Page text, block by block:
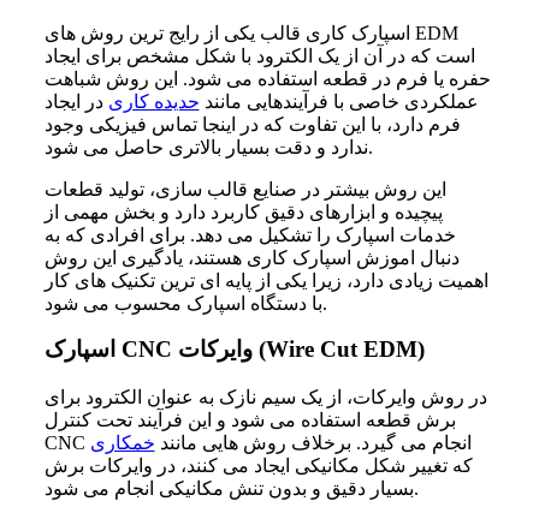
اسپارک کاری قالب یکی از رایج ترین روش های EDM
است که در آن از یک الکترود با شکل مشخص برای ایجاد
حفره یا فرم در قطعه استفاده می شود. این روش شباهت
عملکردی خاصی با فرآیندهایی مانند حدیده کاری در ایجاد
فرم دارد، با این تفاوت که در اینجا تماس فیزیکی وجود
ندارد و دقت بسیار بالاتری حاصل می شود.
این روش بیشتر در صنایع قالب سازی، تولید قطعات
پیچیده و ابزارهای دقیق کاربرد دارد و بخش مهمی از
خدمات اسپارک را تشکیل می دهد. برای افرادی که به
دنبال اموزش اسپارک کاری هستند، یادگیری این روش
اهمیت زیادی دارد، زیرا یکی از پایه ای ترین تکنیک های کار
با دستگاه اسپارک محسوب می شود.
اسپارک CNC وایرکات (Wire Cut EDM)
در روش وایرکات، از یک سیم نازک به عنوان الکترود برای
برش قطعه استفاده می شود و این فرآیند تحت کنترل
CNC انجام می گیرد. برخلاف روش هایی مانند خمکاری
که تغییر شکل مکانیکی ایجاد می کنند، در وایرکات برش
بسیار دقیق و بدون تنش مکانیکی انجام می شود.